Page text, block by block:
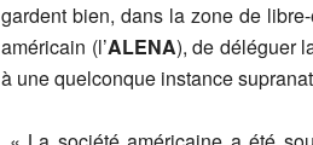
gardent bien, dans la zone de
américain (l’ALENA), de déléguer
à une quelconque instance